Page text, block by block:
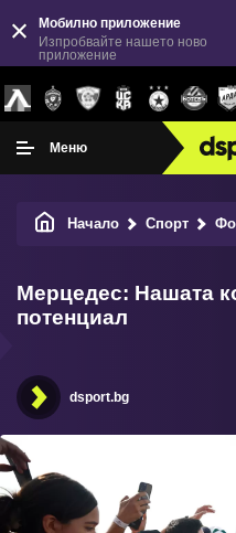
Мобилно приложение
Изпробвайте нашето ново
приложение
Меню
Начало Спорт
Мерцедес: Нашата
потенциал
dsport.bg